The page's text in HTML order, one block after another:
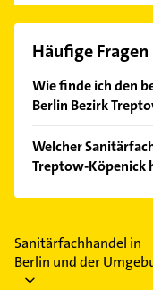
Häufige Fragen
Wie finde ich den
Berlin Bezirk
Kundenmeinungen
Empfehlungen. Die
einfach nach
Welcher
Treptow-Köpenick
Im Anbieter-
Feiertagen
Sanitärfachhandel in
Berlin und der